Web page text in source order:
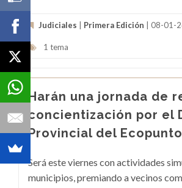
Judiciales Primera Edición | 08-01-
1 tema
Harán una jornada de
concientización por el
Provincial del Ecopunto
Será este viernes con actividades
municipios, premiando a vecinos